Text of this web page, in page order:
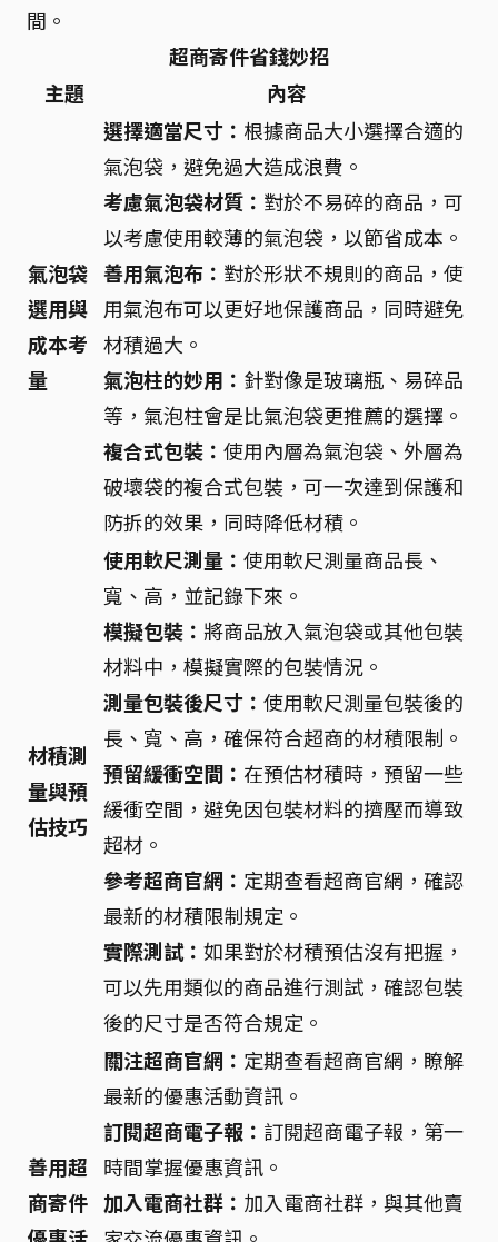
間。
超商寄件省錢妙招
主題
內容
氣泡袋
選用與
成本考
量
選擇適當尺寸： 根據商品大小選擇合適的
氣泡袋，避免過大造成浪費。
考慮氣泡袋材質： 對於不易碎的商品，可
以考慮使用較薄的氣泡袋，以節省成本。
善用氣泡布： 對於形狀不規則的商品，使
用氣泡布可以更好地保護商品，同時避免
材積過大。
氣泡柱的妙用： 針對像是玻璃瓶、易碎品
等，氣泡柱會是比氣泡袋更推薦的選擇。
複合式包裝： 使用內層為氣泡袋、外層為
破壞袋的複合式包裝，可一次達到保護和
防拆的效果，同時降低材積。
材積測
量與預
估技巧
使用軟尺測量： 使用軟尺測量商品長、
寬、高，並記錄下來。
模擬包裝： 將商品放入氣泡袋或其他包裝
材料中，模擬實際的包裝情況。
測量包裝後尺寸： 使用軟尺測量包裝後的
長、寬、高，確保符合超商的材積限制。
預留緩衝空間： 在預估材積時，預留一些
緩衝空間，避免因包裝材料的擠壓而導致
超材。
參考超商官網： 定期查看超商官網，確認
最新的材積限制規定。
實際測試： 如果對於材積預估沒有把握，
可以先用類似的商品進行測試，確認包裝
後的尺寸是否符合規定。
善用超
商寄件
關注超商官網： 定期查看超商官網，瞭解
最新的優惠活動資訊。
訂閱超商電子報： 訂閱超商電子報，第一
時間掌握優惠資訊。
加入電商社群： 加入電商社群，與其他賣